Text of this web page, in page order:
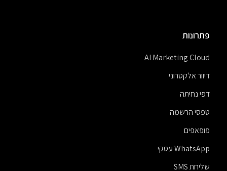
פתרונות
AI Marketing Cloud
דיוור אלקטרוני
דפי נחיתה
טפסי הרשמה
פופאפים
WhatsApp עסקי
שליחת SMS